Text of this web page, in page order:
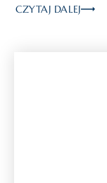
CZYTAJ DALEJ